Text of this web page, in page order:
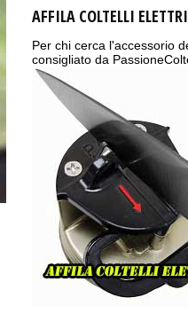
AFFILA COLTELLI
Per chi cerca l'accessorio
consigliato da